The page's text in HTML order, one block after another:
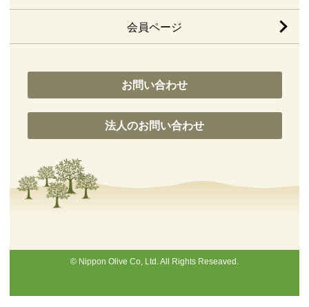
会員ページ
お問い合わせ
法人のお問い合わせ
© Nippon Olive Co, Ltd. All Rights Reseaved.